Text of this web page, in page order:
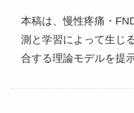
本稿は、慢性疼痛・
測と学習によって生じ
合する理論モデルを提